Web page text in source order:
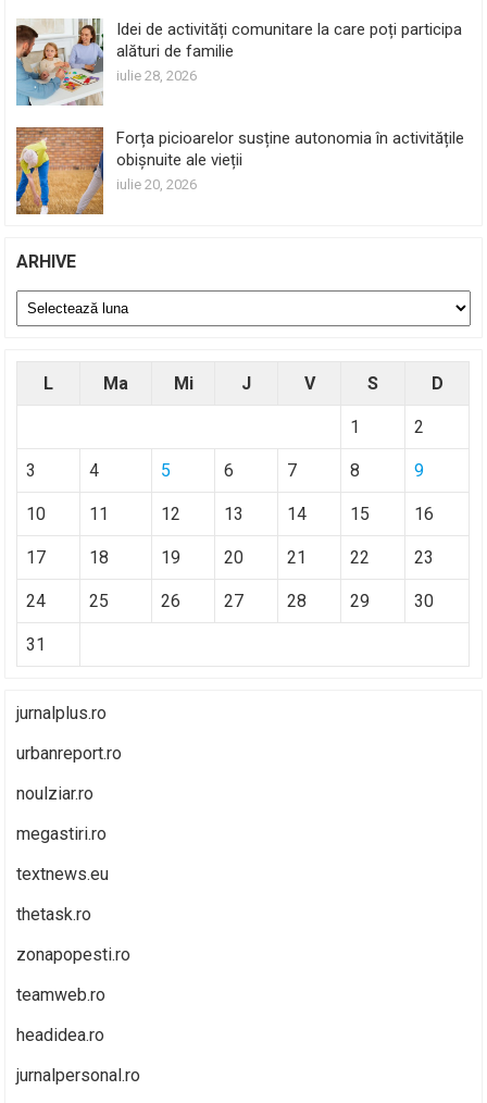
Idei de activități comunitare la care poți participa
alături de familie
iulie 28, 2026
Forța picioarelor susține autonomia în activitățile
obișnuite ale vieții
iulie 20, 2026
ARHIVE
Arhive
L Ma Mi J V S D
1 2
3 4 5 6 7 8 9
10 11 12 13 14 15 16
17 18 19 20 21 22 23
24 25 26 27 28 29 30
31
jurnalplus.ro
urbanreport.ro
noulziar.ro
megastiri.ro
textnews.eu
thetask.ro
zonapopesti.ro
teamweb.ro
headidea.ro
jurnalpersonal.ro